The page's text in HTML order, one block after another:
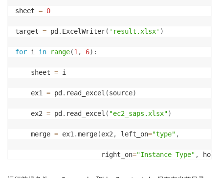
sheet = 0
target = pd . ExcelWriter( 'result.xlsx' )
for i in range(1, 6) :
    sheet
= i
    ex1
= pd . read_excel (source)
    ex2
= pd . read_excel ( "ec2_saps.xlsx")
    merge
= ex1.merge(ex2, left_on="type" ,
                      right_on
="Instance Type" , how
    merge
drop 'Instance Type' 'vCPU', 'Mem (GiB)'